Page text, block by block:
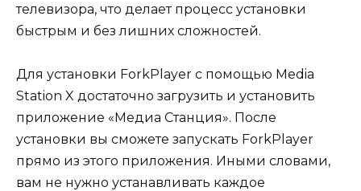
телевизора, что делает процесс установки
быстрым и без лишних сложностей.
Для установки ForkPlayer с помощью Media
Station X достаточно загрузить и установить
приложение «Медиа Станция». После
установки вы сможете запускать ForkPlayer
прямо из этого приложения. Иными словами,
вам не нужно устанавливать каждое